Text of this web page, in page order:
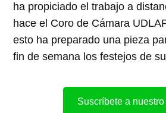
ha propiciado el trabajo a
hace el Coro de Cámara
esto ha preparado una pieza
fin de semana los festejos de
Suscríbete a nuestro